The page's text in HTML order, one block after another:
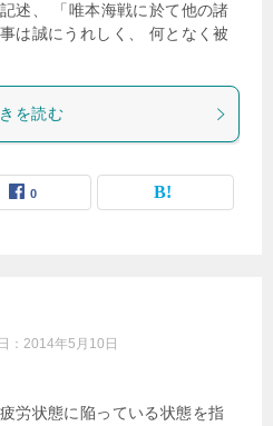
述、 「唯本海戦に於て他の諸
は誠にうれしく、 何となく被
を読む
0
： 2014年5月10日
労状態に陥っている状態を指